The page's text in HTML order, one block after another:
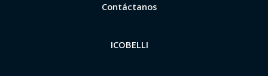
Contáctanos
ICOBELLI